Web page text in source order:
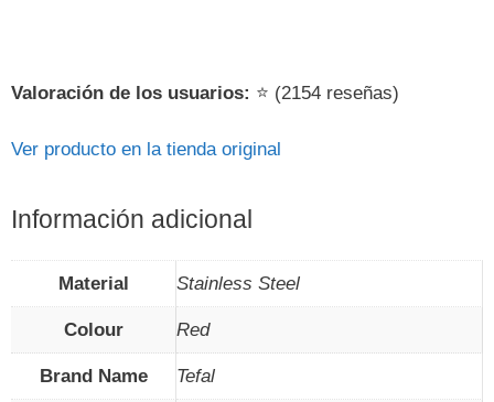
Valoración de los usuarios: ⭐ (2154 reseñas)
Ver producto en la tienda original
Información adicional
Material Stainless Steel
Colour Red
Brand Name Tefal